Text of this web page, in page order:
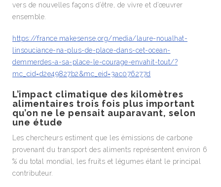
vers de nouvelles façons d’être, de vivre et d’œuvrer
ensemble.
https://france.makesense.org/media/laure-noualhat-
linsouciance-na-plus-de-place-dans-cet-ocean-
demmerdes-a-sa-place-le-courage-envahit-tout/?
mc_cid=d2e49827b2&mc_eid=3ac076277d
L’impact climatique des kilomètres
alimentaires trois fois plus important
qu’on ne le pensait auparavant, selon
une étude
Les chercheurs estiment que les émissions de carbone
provenant du transport des aliments représentent environ 6
% du total mondial, les fruits et légumes étant le principal
contributeur.